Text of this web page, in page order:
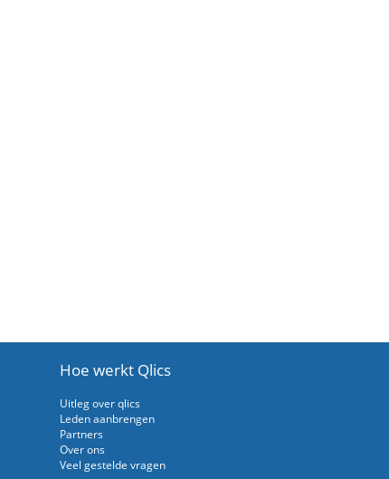
Hoe werkt Qlics
Uitleg over qlics
Leden aanbrengen
Partners
Over ons
Veel gestelde vragen